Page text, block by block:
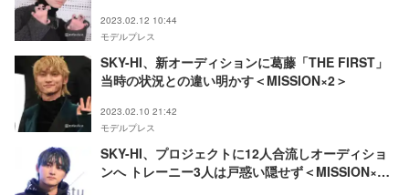
2023.02.12 10:44
モデルプレス
SKY-HI、新オーディションに葛藤「THE FIRST」
当時の状況との違い明かす＜MISSION×2＞
2023.02.10 21:42
モデルプレス
SKY-HI、プロジェクトに12人合流しオーディショ
ンへ トレーニー3人は戸惑い隠せず＜MISSION×2